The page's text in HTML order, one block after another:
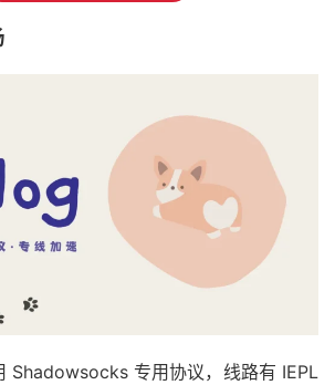
Shadowsocks 专用协议，线路有 IEPL